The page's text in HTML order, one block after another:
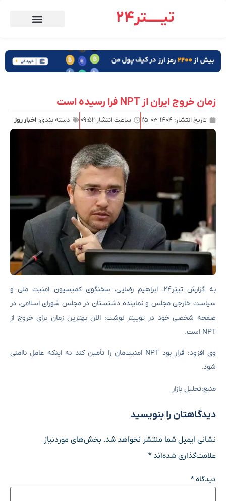
تیـــــتر24
زمان خروج ایران از NPT فرا رسیده است
تاریخ انتشار: ۱۴۰۴-۰۳-۲۵ ساعت انتشار ۰۹:۵۲ دسته بندی: اخبار روز
به گزارش تیتر۲۴، ابراهیم رضایی، سخنگوی کمیسیون امنیت ملی و
سیاست خارجی مجلس و نماینده دشتستان در مجلس شورای اسلامی، در
صفحه شخصی خود در توییتر نوشت: الان بهترین زمان برای خروج از
NPT است.
وی افزود: قرار بود NPT امنیت‌مان را تأمین کند نه اینکه عامل ناامنی
شود.
منبع:تحلیل بازار
دیدگاهتان را بنویسید
نشانی ایمیل شما منتشر نخواهد شد. بخش‌های موردنیاز
علامت‌گذاری شده‌اند*
دیدگاه*